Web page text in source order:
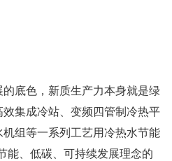
底色，新质生产力本身就是绿
集成冷站、变频四管制冷热平
组等一系列工艺用冷热水节能
能、低碳、可持续发展理念的